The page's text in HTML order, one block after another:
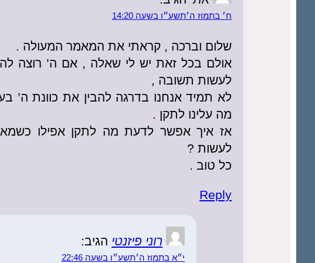
ח׳ בתמוז ה׳תשע״ו בשעה 14:20
שלום וברכה , קראתי את המאמר המעולה .
אולם בכל זאת יש לי שאלה , אם ה’ רוצה
לעשות תשובה ,
לא תמיד אנחנו בדרגה להבין את כוונת ה’
מה עלינו לתקן .
אז איך אפשר לדעת מה לתקן אפילו
לעשות ?
כל טוב .
Reply
רוני פיזנטי הגיב:
י״א בתמוז ה׳תשע״ו בשעה 22:46